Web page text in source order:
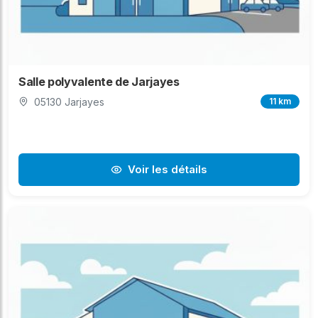
Salle polyvalente de Jarjayes
05130 Jarjayes 11 km
Voir les détails